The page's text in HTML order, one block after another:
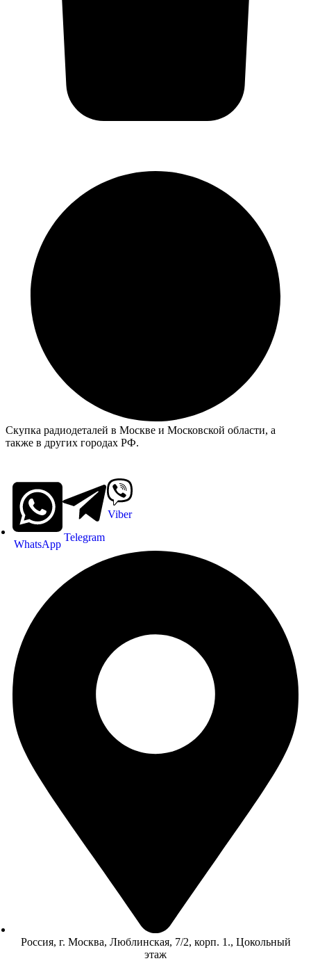
Скупка радиодеталей в Москве и Московской области, а
также в других городах РФ.
WhatsApp
Telegram
Viber
Россия, г. Москва, Люблинская, 7/2, корп. 1., Цокольный
этаж